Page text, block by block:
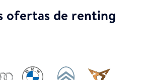
ofertas de renting